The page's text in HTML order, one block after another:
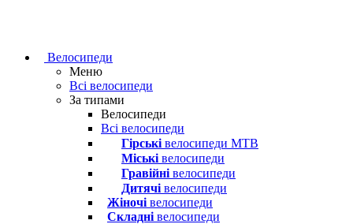
Велосипеди
Меню
Всі велосипеди
За типами
Велосипеди
Всі велосипеди
Гірські велосипеди MTB
Міські велосипеди
Гравійні велосипеди
Дитячі велосипеди
Жіночі велосипеди
Складні велосипеди